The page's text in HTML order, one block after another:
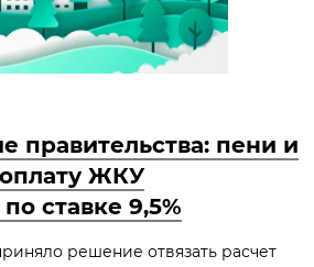
правительства: пени и
ЖКУ
ставке 9,5%
решение отвязать расчет